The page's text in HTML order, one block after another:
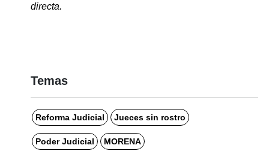
directa.
Temas
Reforma Judicial Jueces sin rostro
Poder Judicial MORENA